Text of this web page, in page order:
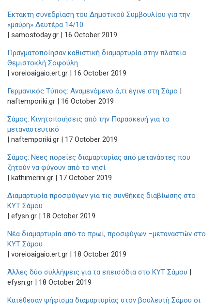
Έκτακτη συνεδρίαση του Δημοτικού Συμβουλίου για την
«μαύρη» Δευτέρα 14/10
| samostoday.gr | 16 October 2019
Πραγματοποίησαν καθιστική διαμαρτυρία στην πλατεία
Θεμιστοκλή Σοφούλη
| voreioaigaio.ert.gr | 16 October 2019
Γερμανικός Τύπος: Αναμενόμενο ό,τι έγινε στη Σάμο |
naftemporiki.gr | 16 October 2019
Σάμος: Κινητοποιήσεις από την Παρασκευή για το
μεταναστευτικό
| naftemporiki.gr | 17 October 2019
Σάμος: Νέες πορείες διαμαρτυρίας από μετανάστες που
ζητούν να φύγουν από το νησί
| kathimerini.gr | 17 October 2019
Διαμαρτυρία προσφύγων για τις συνθήκες διαβίωσης στο
ΚΥΤ Σάμου
| efysn.gr | 18 October 2019
Νέα διαμαρτυρία από το πρωί, προσφύγων –μεταναστών στο
ΚΥΤ Σάμου
| voreioaigaio.ert.gr | 18 October 2019
Άλλες δύο συλλήψεις για τα επεισόδια στο ΚΥΤ Σάμου |
efysn.gr | 18 October 2019
Κατέθεσαν ψήφισμα διαμαρτυρίας στον βουλευτή Σάμου οι